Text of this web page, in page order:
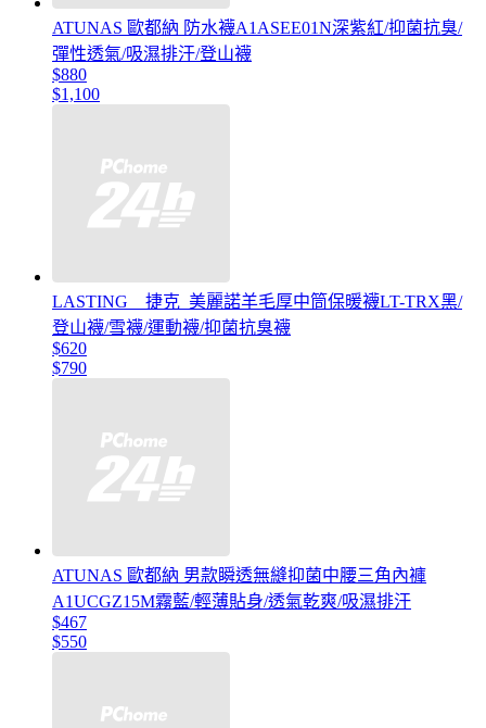
ATUNAS 歐都納 防水襪A1ASEE01N深紫紅/抑菌抗臭/
彈性透氣/吸濕排汗/登山襪
$880
$1,100
LASTING _ 捷克_美麗諾羊毛厚中筒保暖襪LT-TRX黑/
登山襪/雪襪/運動襪/抑菌抗臭襪
$620
$790
ATUNAS 歐都納 男款瞬透無縫抑菌中腰三角內褲
A1UCGZ15M霧藍/輕薄貼身/透氣乾爽/吸濕排汗
$467
$550